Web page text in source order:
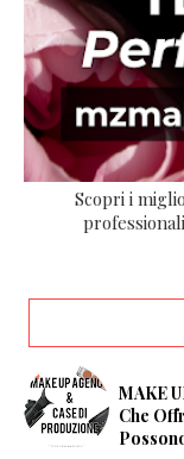
Scopri i
MAKE
Che